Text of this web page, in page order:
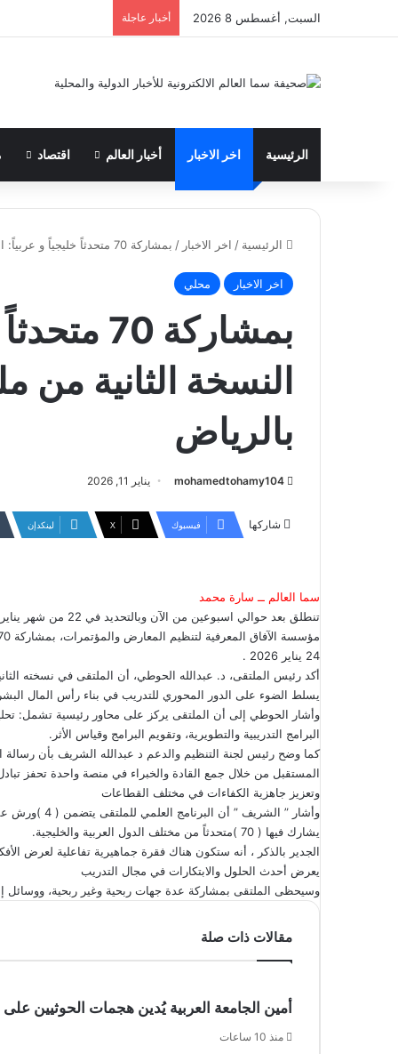
السبت, أغسطس 8 2026 أخبار عاجلة
الرئيسية اخر الاخبار أخبار العالم اقتصاد
الرئيسية / اخر الاخبار / بمشاركة 70 متحدثاً خليجياً و عربياً: انطلاق النسخة الثانية من ملتقى التميز في التدريب بالرياض
اخر الاخبار محلي
بمشاركة
النسخة الثانية من
بالرياض
mohamedtohamy104 يناير 11, 2026
شاركها فيسبوك ‫X لينكدإن
سما العالم ــ سارة محمد
تنطلق بعد حوالي
24 يناير 2026 .
أكد رئيس الملتقى، د. عبدالله الحوطي، أن الملتقى في نسخته
وأشار الحوطي إلى أن الملتقى يركز على محاور رئيسية تشمل: تحليل
البرامج التدريبية والتطويرية، وتقويم البرامج وقياس الأثر.
كما وضح رئيس لجنة التنظيم والدعم د عبدالله الشريف بأن رسالة
المستقبل من خلال جمع القادة والخبراء في منصة واحدة تحفز
وتعزيز جاهزية الكفاءات في مختلف القطاعات
يشارك فيها ( 70 )متحدثاً من مختلف الدول العربية والخليجية.
الجدير بالذكر ، أنه ستكون هناك فقرة جماهيرية تفاعلية لعرض
يعرض أحدث الحلول والابتكارات في مجال التدريب
وسيحظى الملتقى بمشاركة عدة جهات ربحية وغير ربحية، ووسائل
مقالات ذات صلة
أمين الجامعة العربية يُدين هجمات الحوثيين
منذ 10 ساعات